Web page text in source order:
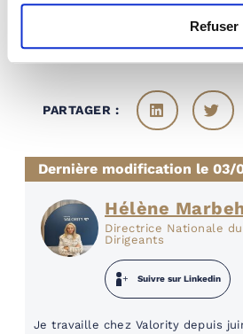
Refuser
PARTAGER :
Dernière modification le 03/
Hélène
Directrice Nationale
Dirigeants
Suivre sur Linkedin
Je travaille chez Valority depuis